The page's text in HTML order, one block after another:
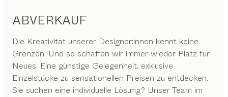
ABVERKAUF
Die Kreativität unserer Designer:innen kennt keine
Grenzen. Und so schaffen wir immer wieder Platz für
Neues. Eine günstige Gelegenheit, exklusive
Einzelstücke zu sensationellen Preisen zu entdecken.
Sie suchen eine individuelle Lösung? Unser Team im